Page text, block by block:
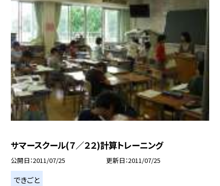
サマースクール(７／２２)計算トレーニング
公開日 2011/07/25 更新日 2011/07/25
できごと